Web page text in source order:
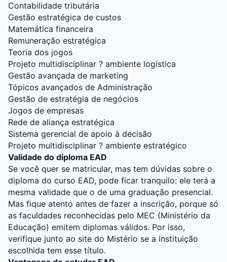
Contabilidade tributária
Gestão estratégica de custos
Matemática financeira
Remuneração estratégica
Teoria dos jogos
Projeto multidisciplinar ? ambiente logística
Gestão avançada de marketing
Tópicos avançados de Administração
Gestão de estratégia de negócios
Jogos de empresas
Rede de aliança estratégica
Sistema gerencial de apoio à decisão
Projeto multidisciplinar ? ambiente estratégico
Validade do diploma EAD
Se você quer se matricular, mas tem dúvidas sobre o
diploma do curso EAD, pode ficar tranquilo: ele terá a
mesma validade que o de uma graduação presencial.
Mas fique atento antes de fazer a inscrição, porque só
as faculdades reconhecidas pelo MEC (Ministério da
Educação) emitem diplomas válidos. Por isso,
verifique junto ao site do Mistério se a instituição
escolhida tem esse título.